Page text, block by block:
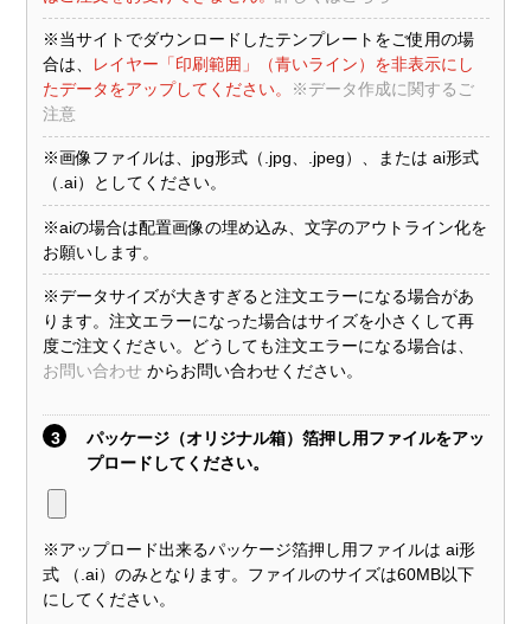
※当サイトでダウンロードしたテンプレートをご使用の場
合は、
レイヤー「印刷範囲」（青いライン）を非表示にし
たデータをアップしてください。
※データ作成に関するご
注意
※画像ファイルは、jpg形式（.jpg、.jpeg）、または ai形式
（.ai）としてください。
※aiの場合は配置画像の埋め込み、文字のアウトライン化を
お願いします。
※データサイズが大きすぎると注文エラーになる場合があ
ります。注文エラーになった場合はサイズを小さくして再
度ご注文ください。どうしても注文エラーになる場合は、
お問い合わせ からお問い合わせください。
3
パッケージ（オリジナル箱）箔押し用ファイルをアッ
プロードしてください。
※アップロード出来るパッケージ箔押し用ファイルは ai形
式 （.ai）のみとなります。ファイルのサイズは60MB以下
にしてください。